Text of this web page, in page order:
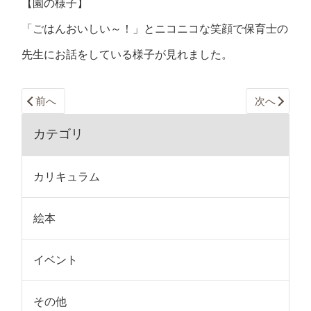
【園の様子】
「ごはんおいしい～！」とニコニコな笑顔で保育士の
先生にお話をしている様子が見れました。
前へ 次へ
カテゴリ
カリキュラム
絵本
イベント
その他